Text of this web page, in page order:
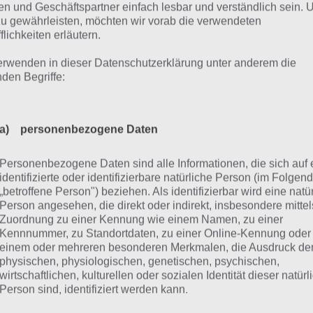
– Weißer Hintergrund – Blauer Buchstabe, sieht aus
– Blaues e mit Strich drüber –
Marke – Weißer Hintergrund, 7 schwarze Symbole –
Marke – Schwarzes Oval als O –Lösung: Oakley
Figur – Grüner Hintergrund oben, roter Pullover mit gelben
Frodo
mit allen Lösungen
4 von Icomania beinhaltet dabei knapp 50 Level.
und Geschäftspartner einfach lesbar und verständlich sein.
gewährleisten, möchten wir vorab die verwendeten
erläutern.
in dieser Datenschutzerklärung unter anderem die
Begriffe:
a) personenbezogene Daten
Personenbezogene Daten sind alle Informationen, die sich auf
identifizierte oder identifizierbare natürliche Person (im
„betroffene Person") beziehen. Als identifizierbar wird eine
Person angesehen, die direkt oder indirekt, insbesondere
Zuordnung zu einer Kennung wie einem Namen, zu einer
Kennnummer, zu Standortdaten, zu einer Online-Kennung oder
einem oder mehreren besonderen Merkmalen, die Ausdruck
physischen, physiologischen, genetischen, psychischen,
wirtschaftlichen, kulturellen oder sozialen Identität dieser
Person sind, identifiziert werden kann.